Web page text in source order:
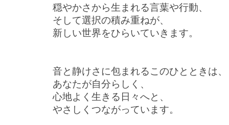
穏やかさから生まれる言葉や行動、
そして選択の積み重ねが、
新しい世界をひらいていきます。
音と静けさに包まれるこのひとときは、
あなたが自分らしく、
心地よく生きる日々へと、
やさしくつながっています。